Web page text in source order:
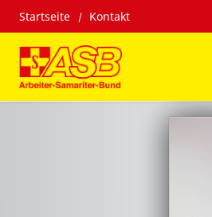
Startseite Kontakt